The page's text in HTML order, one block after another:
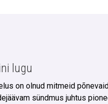
lugu
on olnud mitmeid
sündmus juhtus